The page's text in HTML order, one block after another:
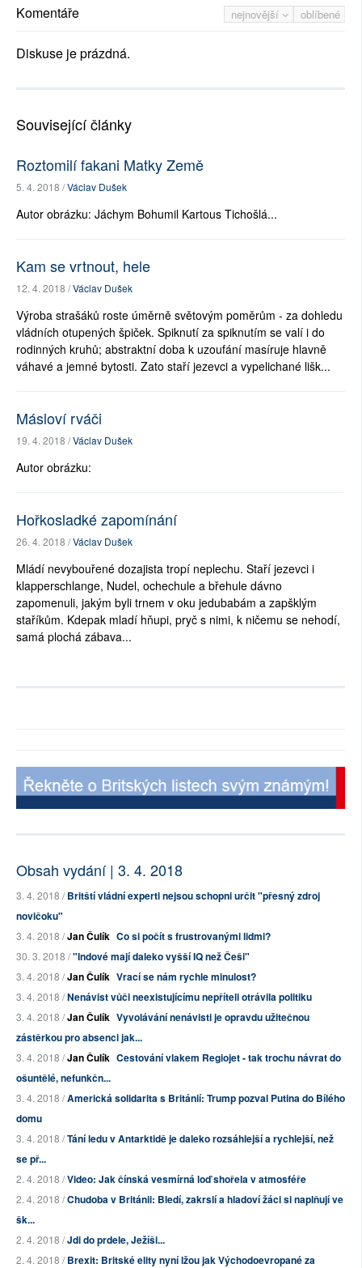
nejnovější oblíbené
Komentáře
Diskuse je prázdná.
Související články
Roztomilí fakani Matky Země
5. 4. 2018 /Václav Dušek
Autor obrázku: Jáchym Bohumil Kartous Tichošlá...
Kam se vrtnout, hele
12. 4. 2018 /Václav Dušek
Výroba strašáků roste úměrně světovým poměrům - za dohledu
vládních otupených špiček. Spiknutí za spiknutím se valí i do
rodinných kruhů; abstraktní doba k uzoufání masíruje hlavně
váhavé a jemné bytosti. Zato staří jezevci a vypelichané lišk...
Másloví rváči
19. 4. 2018 /Václav Dušek
Autor obrázku:
Hořkosladké zapomínání
26. 4. 2018 /Václav Dušek
Mládí nevybouřené dozajista tropí neplechu. Staří jezevci i
klapperschlange, Nudel, ochechule a břehule dávno
zapomenuli, jakým byli trnem v oku jedubabám a zapšklým
staříkům. Kdepak mladí hňupi, pryč s nimi, k ničemu se nehodí,
samá plochá zábava...
Obsah vydání | 3. 4. 2018
3. 4. 2018 /Britští vládní experti nejsou schopni určit "přesný zdroj
novičoku"
3. 4. 2018 /Jan Čulík Co si počít s frustrovanými lidmi?
30. 3. 2018 /"Indové mají daleko vyšší IQ než Češi"
3. 4. 2018 /Jan Čulík Vrací se nám rychle minulost?
3. 4. 2018 /Nenávist vůči neexistujícímu nepříteli otrávila politiku
3. 4. 2018 /Jan Čulík Vyvolávání nenávisti je opravdu užitečnou
zástěrkou pro absenci jak...
3. 4. 2018 /Jan Čulík Cestování vlakem Regiojet - tak trochu návrat do
ošuntělé, nefunkčn...
3. 4. 2018 /Americká solidarita s Británií: Trump pozval Putina do Bílého
domu
3. 4. 2018 /Tání ledu v Antarktidě je daleko rozsáhlejší a rychlejší, než
se př...
2. 4. 2018 /Video: Jak čínská vesmírná loď shořela v atmosféře
2. 4. 2018 /Chudoba v Británii: Bledí, zakrslí a hladoví žáci si naplňují ve
šk...
2. 4. 2018 /Jdi do prdele, Ježíši...
2. 4. 2018 /Brexit: Britské elity nyní lžou jak Východoevropané za